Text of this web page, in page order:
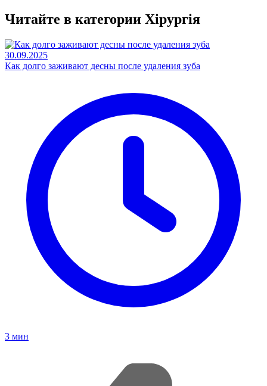
Читайте в категории Хірургія
30.09.2025
Как долго заживают десны после удаления зуба
3 мин